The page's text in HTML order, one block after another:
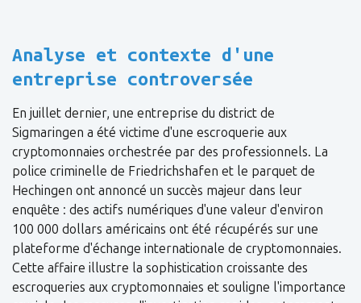
Analyse et contexte d'une
entreprise controversée
En juillet dernier, une entreprise du district de
Sigmaringen a été victime d'une escroquerie aux
cryptomonnaies orchestrée par des professionnels. La
police criminelle de Friedrichshafen et le parquet de
Hechingen ont annoncé un succès majeur dans leur
enquête : des actifs numériques d'une valeur d'environ
100 000 dollars américains ont été récupérés sur une
plateforme d'échange internationale de cryptomonnaies.
Cette affaire illustre la sophistication croissante des
escroqueries aux cryptomonnaies et souligne l'importance